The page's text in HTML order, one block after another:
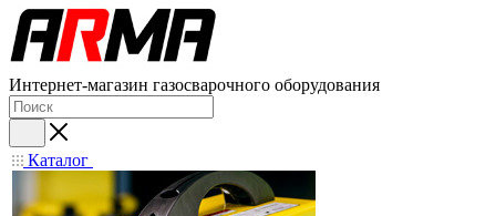
Интернет-магазин газосварочного оборудования
Каталог